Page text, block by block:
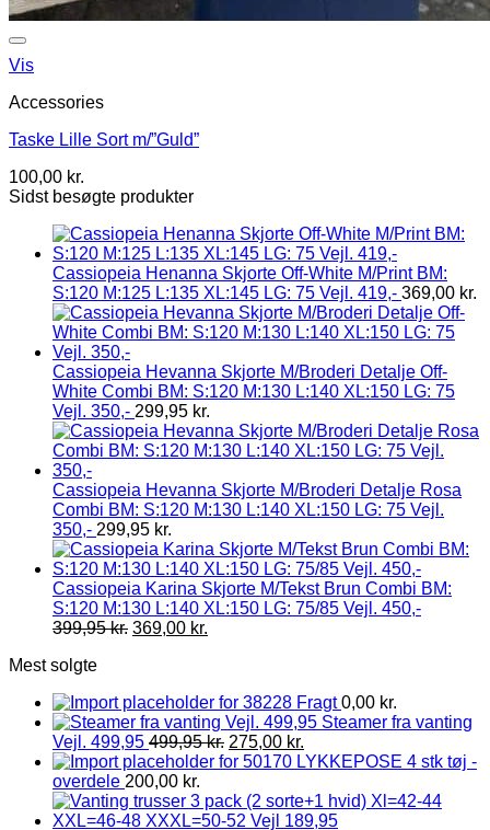
Vis
Accessories
Taske Lille Sort m/”Guld”
100,00 kr.
Sidst besøgte produkter
Cassiopeia Henanna Skjorte Off-White M/Print BM:
S:120 M:125 L:135 XL:145 LG: 75 Vejl. 419,- 369,00 kr.
Cassiopeia Hevanna Skjorte M/Broderi Detalje Off-
White Combi BM: S:120 M:130 L:140 XL:150 LG: 75
Vejl. 350,- 299,95 kr.
Cassiopeia Hevanna Skjorte M/Broderi Detalje Rosa
Combi BM: S:120 M:130 L:140 XL:150 LG: 75 Vejl.
350,- 299,95 kr.
Cassiopeia Karina Skjorte M/Tekst Brun Combi BM:
S:120 M:130 L:140 XL:150 LG: 75/85 Vejl. 450,-
399,95kr. 369,00 kr.
Mest solgte
Fragt 0,00 kr.
Steamer fra vanting
Vejl. 499,95 499,95kr. 275,00 kr.
LYKKEPOSE 4 stk tøj -
overdele 200,00 kr.